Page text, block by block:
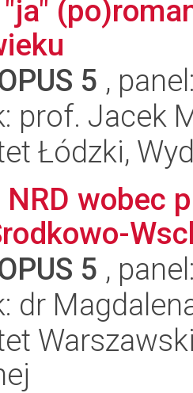
5 ,
prof. Jacek
Łódzki,
wobec
5 ,
dr